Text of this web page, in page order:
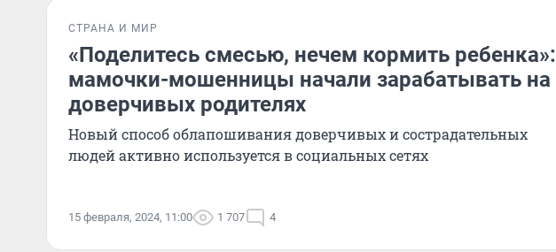
СТРАНА И МИР
«Поделитесь смесью, нечем кормить ребенка»:
мамочки-мошенницы начали зарабатывать на
доверчивых родителях
Новый способ облапошивания доверчивых и сострадательных
людей активно используется в социальных сетях
15 февраля, 2024, 11:00 1 707 4